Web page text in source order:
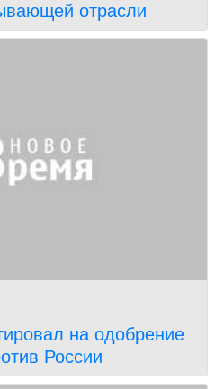
отрасли
на одобрение
России